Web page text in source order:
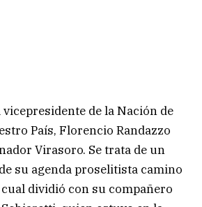
de la Nación de
País, Florencio Randazzo
Virasoro. Se trata de un
su agenda proselitista camino
dividió con su compañero